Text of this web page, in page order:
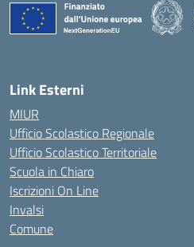
Link Esterni
MIUR
Ufficio Scolastico Regionale
Ufficio Scolastico Territoriale
Scuola in Chiaro
Iscrizioni On Line
Invalsi
Comune